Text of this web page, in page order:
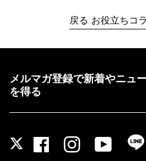
戻る お役立ちコ
メルマガ登録で新着やニュ
を得る
Twitter
FacebookInstagram